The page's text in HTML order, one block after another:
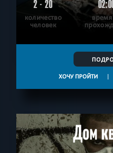
2 - 20
количество
человек
ХОЧУ ПРОЙТИ |